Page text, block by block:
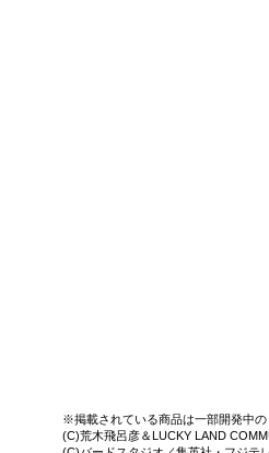
※掲載されている商品は一部開発中の
(C)荒木飛呂彦＆LUCKY LAND